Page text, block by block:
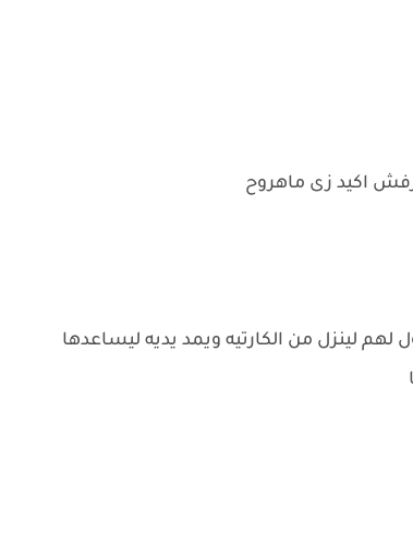
اكيد زى ماهروح
لينزل من الكارتيه ويمد يديه ليساعدها